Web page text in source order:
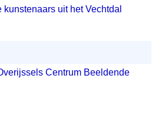
uit het Vechtdal
Centrum Beeldende